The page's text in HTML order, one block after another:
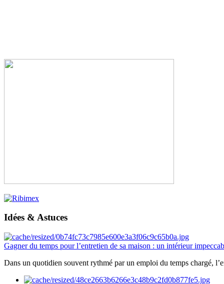
Idées & Astuces
Gagner du temps pour l’entretien de sa maison : un intérieur
Dans un quotidien souvent rythmé par un emploi du temps chargé,